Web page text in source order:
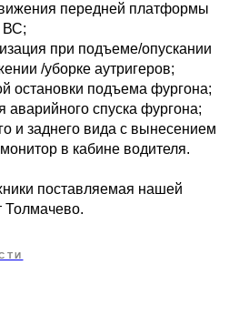
передней платформы
ВС;
при подъеме/опускании
/уборке аутригеров;
остановки подъема фургона;
аварийного спуска фургона;
и заднего вида с вынесением
в кабине водителя.
поставляемая нашей
Толмачево.